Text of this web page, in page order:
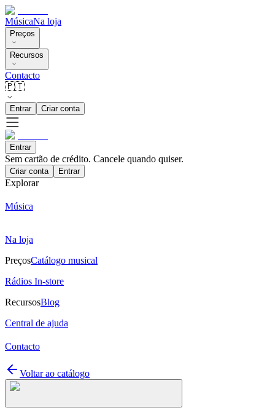
MúsicaNa loja
Preços
Recursos
Contacto
🇵🇹
Entrar Criar conta
Entrar
Sem cartão de crédito. Cancele quando quiser.
Criar conta Entrar
Explorar
Música
Na loja
PreçosCatálogo musical
Rádios In-store
RecursosBlog
Central de ajuda
Contacto
Voltar ao catálogo